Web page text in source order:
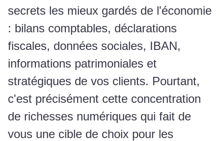
secrets les mieux gardés de l'économie
: bilans comptables, déclarations
fiscales, données sociales, IBAN,
informations patrimoniales et
stratégiques de vos clients. Pourtant,
c'est précisément cette concentration
de richesses numériques qui fait de
vous une cible de choix pour les